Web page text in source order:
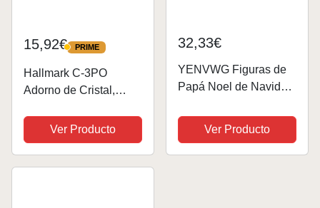
15,92€ PRIME
PRIME
Hallmark C-3PO
Adorno de Cristal,
Star Wars, Adorno
Colgante de Cristal,
Adorno Colgante de
Ver Producto
32,33€
YENVWG Figuras de
Papá Noel de Navidad
felpa
Ver Producto